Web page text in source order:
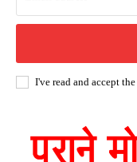
I've read and accept the